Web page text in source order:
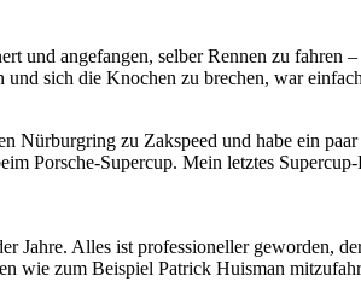
und angefangen, selber Rennen zu fahren
sich die Knochen zu brechen, war
zu Zakspeed und habe ein
Porsche-Supercup. Mein letztes
Alles ist professioneller geworden,
wie zum Beispiel Patrick Huisman